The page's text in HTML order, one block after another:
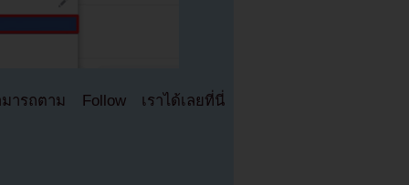
มารถตาม Follow เราได้เลยที่นี่